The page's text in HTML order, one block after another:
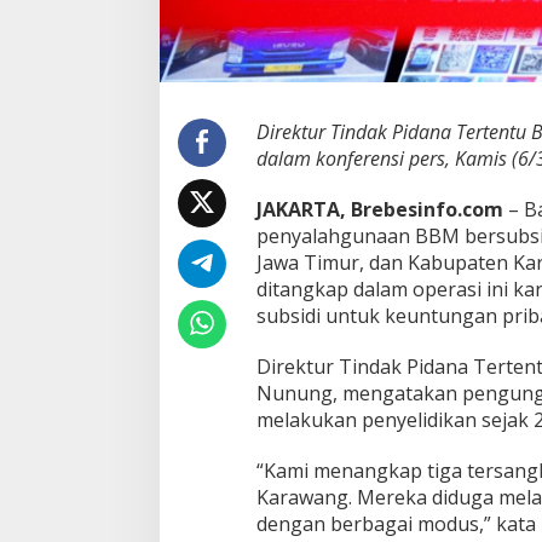
a
r
S
u
s
i
d
d
i
T
u
b
a
d
a
n
K
a
w
Direktur Tindak Pidana Tertentu
dalam konferensi pers, Kamis
JAKARTA, Brebesinfo.com –
penyalahgunaan BBM
Jawa Timur, dan Kabupaten
ditangkap dalam operasi ini
subsidi untuk keuntungan
Direktur Tindak Pidana
Nunung, mengatakan
melakukan penyelidikan sejak
“Kami menangkap tiga
Karawang. Mereka diduga
dengan berbagai modus,”